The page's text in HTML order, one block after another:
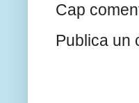
Cap
Publica un